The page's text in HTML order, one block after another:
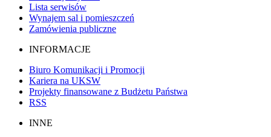
Lista serwisów
Wynajem sal i pomieszczeń
Zamówienia publiczne
INFORMACJE
Biuro Komunikacji i Promocji
Kariera na UKSW
Projekty finansowane z Budżetu Państwa
RSS
INNE